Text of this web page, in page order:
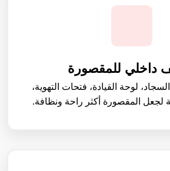
داخلي للمقصورة
لوحة القيادة، فتحات التهوية،
لجعل المقصورة أكثر راحة ونظافة.